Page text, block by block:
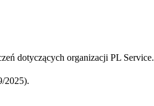
dotyczących organizacji PL Service.
2025).